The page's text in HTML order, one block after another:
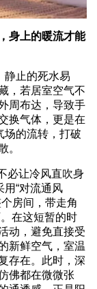
身上的暖流才能
静止的死水易
，若居室空气不
周布达，导致手
换气体，更是在
场的流转，打破
。
必让冷风直吹身
用“对流通风
房间，带走角
在这短暂的时
动，避免直接受
新鲜空气，室温
存在。此时，深
佛都在微微张